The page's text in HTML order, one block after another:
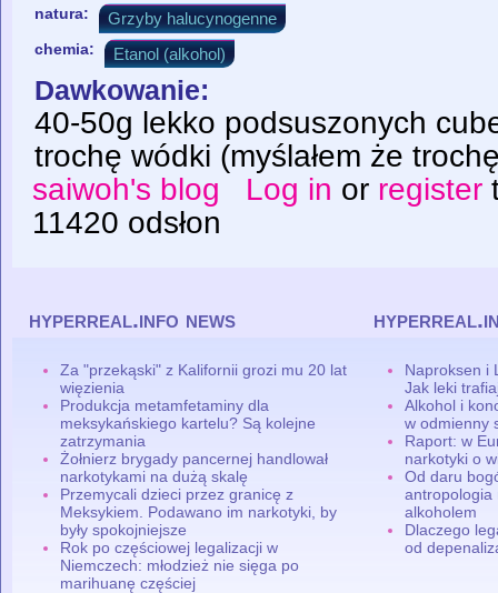
natura: Grzyby halucynogenne
chemia: Etanol (alkohol)
Dawkowanie:
40-50g lekko podsuszonych
trochę wódki (myślałem że
saiwoh's blog
Log in or register
11420 odsłon
hyperreal.info news
Za "przekąski" z Kalifornii grozi mu 20 lat
więzienia
Produkcja metamfetaminy dla
meksykańskiego kartelu? Są kolejne
zatrzymania
Żołnierz brygady pancernej handlował
narkotykami na dużą skalę
Przemycali dzieci przez granicę z
Meksykiem. Podawano im narkotyki, by
były spokojniejsze
Rok po częściowej legalizacji w
Niemczech: młodzież nie sięga po
marihuanę częściej
Naproksen i
Jak leki
Alkohol i
w odmienny
Raport: w
narkotyki o
Od daru
antropologia
alkoholem
Dlaczego
od